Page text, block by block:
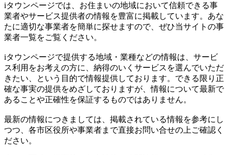
iタウンページでは、お住まいの地域において信頼できる事
業者やサービス提供者の情報を豊富に掲載しています。あな
たに適切な事業者を簡単に探せますので、ぜひ当サイトの事
業者一覧をご覧ください。
iタウンページで提供する地域・業種などの情報は、サービ
ス利用をお考えの方に、納得のいくサービスを選んでいただ
きたい、という目的で情報提供しております。できる限り正
確な事実の提供をめざしておりますが、情報について最新で
あることや正確性を保証するものではありません。
最新の情報につきましては、掲載されている情報を参考にし
つつ、各市区役所や事業者まで直接お問い合せの上ご確認く
ださい。